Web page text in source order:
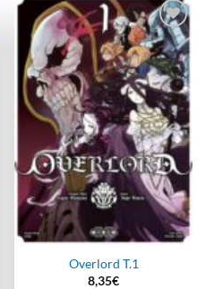
Ajouter
à la
wishlist
Overlord T.1
8,35€